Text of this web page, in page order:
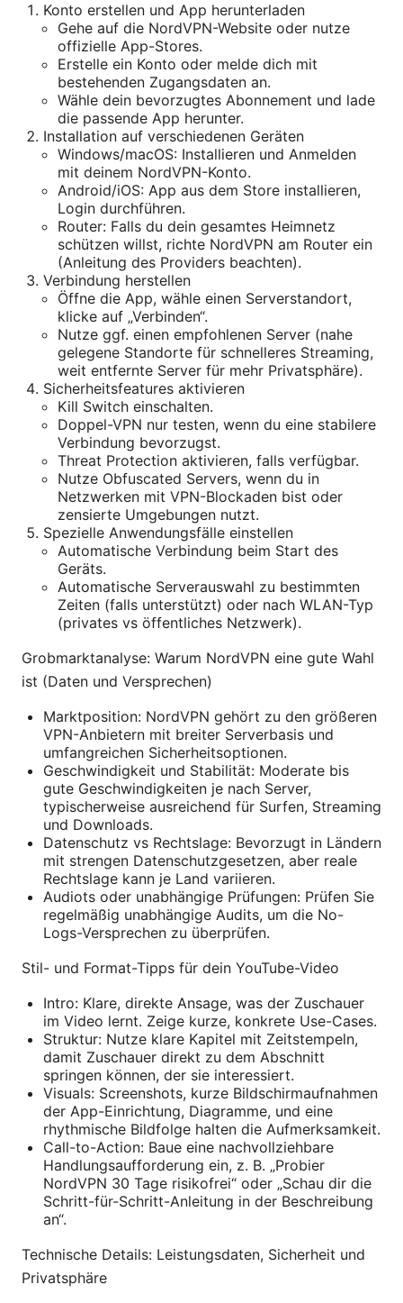
Konto erstellen und App herunterladen
Gehe auf die NordVPN-Website oder nutze
offizielle App-Stores.
Erstelle ein Konto oder melde dich mit
bestehenden Zugangsdaten an.
Wähle dein bevorzugtes Abonnement und lade
die passende App herunter.
Installation auf verschiedenen Geräten
Windows/macOS: Installieren und Anmelden
mit deinem NordVPN-Konto.
Android/iOS: App aus dem Store installieren,
Login durchführen.
Router: Falls du dein gesamtes Heimnetz
schützen willst, richte NordVPN am Router ein
(Anleitung des Providers beachten).
Verbindung herstellen
Öffne die App, wähle einen Serverstandort,
klicke auf „Verbinden“.
Nutze ggf. einen empfohlenen Server (nahe
gelegene Standorte für schnelleres Streaming,
weit entfernte Server für mehr Privatsphäre).
Sicherheitsfeatures aktivieren
Kill Switch einschalten.
Doppel-VPN nur testen, wenn du eine stabilere
Verbindung bevorzugst.
Threat Protection aktivieren, falls verfügbar.
Nutze Obfuscated Servers, wenn du in
Netzwerken mit VPN-Blockaden bist oder
zensierte Umgebungen nutzt.
Spezielle Anwendungsfälle einstellen
Automatische Verbindung beim Start des
Geräts.
Automatische Serverauswahl zu bestimmten
Zeiten (falls unterstützt) oder nach WLAN-Typ
(privates vs öffentliches Netzwerk).
Grobmarktanalyse: Warum NordVPN eine gute Wahl
ist (Daten und Versprechen)
Marktposition: NordVPN gehört zu den größeren
VPN-Anbietern mit breiter Serverbasis und
umfangreichen Sicherheitsoptionen.
Geschwindigkeit und Stabilität: Moderate bis
gute Geschwindigkeiten je nach Server,
typischerweise ausreichend für Surfen, Streaming
und Downloads.
Datenschutz vs Rechtslage: Bevorzugt in Ländern
mit strengen Datenschutzgesetzen, aber reale
Rechtslage kann je Land variieren.
Audiots oder unabhängige Prüfungen: Prüfen Sie
regelmäßig unabhängige Audits, um die No-
Logs-Versprechen zu überprüfen.
Stil- und Format-Tipps für dein YouTube-Video
Intro: Klare, direkte Ansage, was der Zuschauer
im Video lernt. Zeige kurze, konkrete Use-Cases.
Struktur: Nutze klare Kapitel mit Zeitstempeln,
damit Zuschauer direkt zu dem Abschnitt
springen können, der sie interessiert.
Visuals: Screenshots, kurze Bildschirmaufnahmen
der App-Einrichtung, Diagramme, und eine
rhythmische Bildfolge halten die Aufmerksamkeit.
Call-to-Action: Baue eine nachvollziehbare
Handlungsaufforderung ein, z. B. „Probier
NordVPN 30 Tage risikofrei“ oder „Schau dir die
Schritt-für-Schritt-Anleitung in der Beschreibung
an“.
Technische Details: Leistungsdaten, Sicherheit und
Privatsphäre